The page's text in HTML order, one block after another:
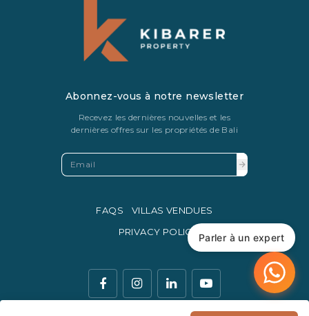
Abonnez-vous à notre newsletter
Recevez les dernières nouvelles et les
dernières offres sur les propriétés de Bali
FAQS
VILLAS VENDUES
PRIVACY POLICY Parler à un expert